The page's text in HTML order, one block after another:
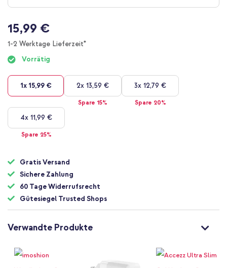
15,99 €
1-2 Werktage Lieferzeit*
Vorrätig
1x 15,99 € 2x 13,59 €
Spare 15%
3x 12,79 €
Spare 20%
4x 11,99 €
Spare 25%
Gratis Versand
Sichere Zahlung
60 Tage Widerrufsrecht
Gütesiegel Trusted Shops
Verwandte Produkte